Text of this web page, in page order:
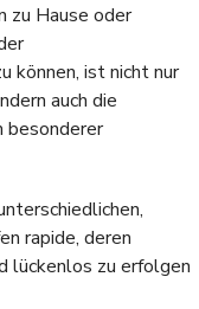
zu Hause oder
können, ist nicht nur
auch die
besonderer
rapide, deren
lückenlos zu erfolgen